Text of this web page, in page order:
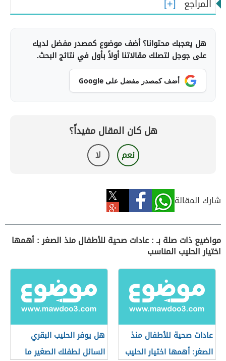
المراجع
هل يعجبك محتوانا؟ أضف موضوع كمصدر مفضل لديك
على جوجل لتصلك مقالاتنا أولاً بأول في نتائج البحث.
أضف كمصدر مفضل على Google
هل كان المقال مفيداً؟
نعم لا
شارك المقالة
مواضيع ذات صلة بـ : عادات صحية للأطفال منذ الصغر : أهمها
اختيار الحليب المناسب
عادات صحية للأطفال منذ
الصغر: أهمها اختيار الحليب
هل يوفر الحليب البقري
السائل لطفلك الصغير ما